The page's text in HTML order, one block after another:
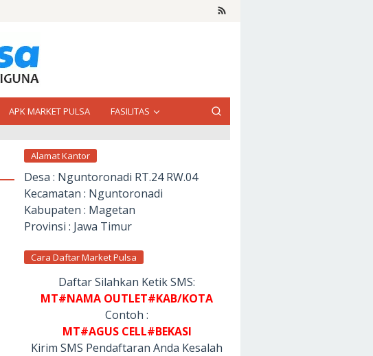
APK MARKET PULSA FASILITAS
Alamat Kantor
Desa : Nguntoronadi RT.24 RW.04
Kecamatan : Nguntoronadi
Kabupaten : Magetan
Provinsi : Jawa Timur
Cara Daftar Market Pulsa
Daftar Silahkan Ketik SMS:
MT#NAMA OUTLET#KAB/KOTA
Contoh :
MT#AGUS CELL#BEKASI
Kirim SMS Pendaftaran Anda Kesalah